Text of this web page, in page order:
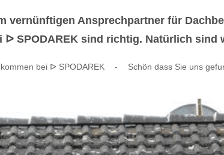
vernünftigen Ansprechpartner für
SPODAREK sind richtig. Natürlich sind
bei ᐅ SPODAREK - Schön dass Sie uns